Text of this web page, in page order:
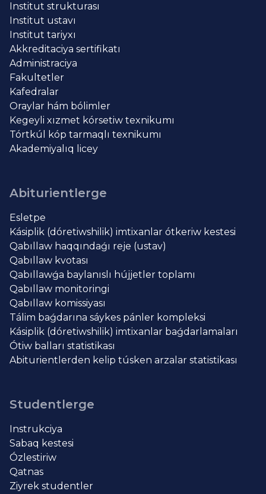
Institut strukturası
Institut ustavı
Institut tariyxı
Akkreditaciya sertifikatı
Administraciya
Fakultetler
Kafedralar
Oraylar hám bólimler
Kegeyli xızmet kórsetiw texnikumı
Tórtkúl kóp tarmaqlı texnikumı
Akademiyalıq licey
Abiturientlerge
Esletpe
Kásiplik (dóretiwshilik) imtixanlar ótkeriw kestesi
Qabıllaw haqqındaǵı reje (ustav)
Qabıllaw kvotası
Qabıllawǵa baylanıslı hújjetler toplamı
Qabıllaw monitoringi
Qabıllaw komissiyası
Tálim baǵdarına sáykes pánler kompleksi
Kásiplik (dóretiwshilik) imtixanlar baǵdarlamaları
Ótiw balları statistikası
Abiturientlerden kelip túsken arzalar statistikası
Studentlerge
Instrukciya
Sabaq kestesi
Ózlestiriw
Qatnas
Ziyrek studentler